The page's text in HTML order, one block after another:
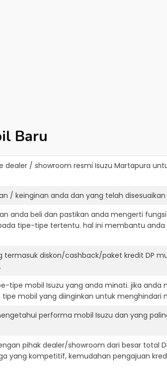
Baru
dealer / showroom resmi Isuzu Martapura
/ keinginan anda dan yang telah
anda beli dan pastikan anda mengerti
tipe-tipe tertentu. hal ini membantu
diskon/cashback/paket kredit DP
tipe mobil Isuzu yang anda minati. jika anda
mobil yang diinginkan untuk menghindari
performa mobil Isuzu dan yang
pihak dealer/showroom dari besar total
yang kompetitif, kemudahan pengajuan